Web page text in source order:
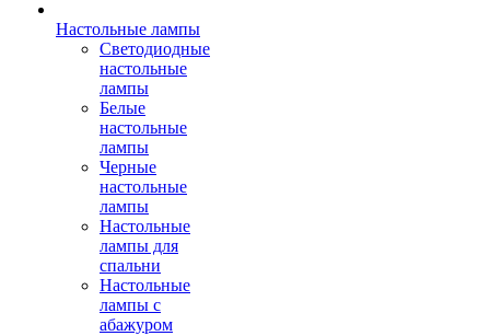
Настольные лампы
Светодиодные
настольные
лампы
Белые
настольные
лампы
Черные
настольные
лампы
Настольные
лампы для
спальни
Настольные
лампы с
абажуром